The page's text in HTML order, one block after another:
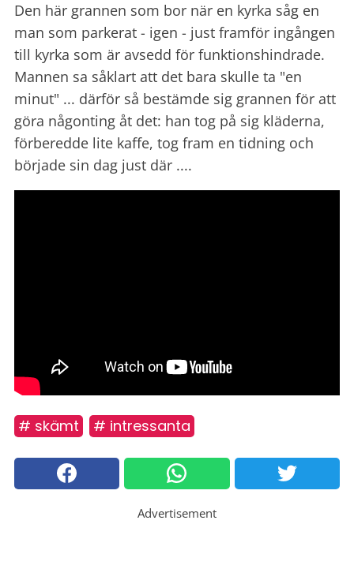
Den här grannen som bor när en kyrka såg en
man som parkerat - igen - just framför ingången
till kyrka som är avsedd för funktionshindrade.
Mannen sa såklart att det bara skulle ta "en
minut" ... därför så bestämde sig grannen för att
göra någonting åt det: han tog på sig kläderna,
förberedde lite kaffe, tog fram en tidning och
började sin dag just där ....
# skämt # intressanta
Advertisement